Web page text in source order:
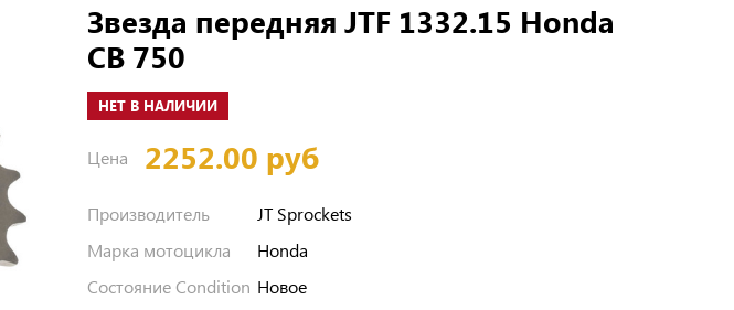
Звезда передняя JTF 1332.15 Honda
CB 750
НЕТ В НАЛИЧИИ
Цена 2252.00 руб
Производитель
JT Sprockets
Марка мотоцикла
Honda
Состояние Condition Новое